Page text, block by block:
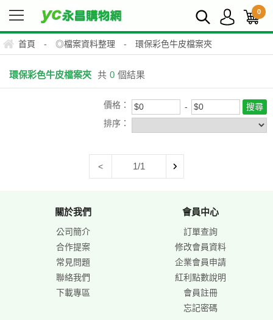
0
首頁 - ◎檔案資料整理 - 環保彩色牛皮檔案夾
環保彩色牛皮檔案夾 共 0 個結果
價格：
排序：
< 1/1
關於我們
公司簡介
合作提案
常見問題
聯絡我們
下載專區
會員中心
訂單查詢
修改會員資料
企業會員申請
紅利點數說明
會員註冊
忘記密碼